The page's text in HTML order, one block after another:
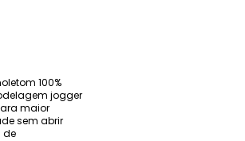
100%
jogger
maior
sem abrir
de